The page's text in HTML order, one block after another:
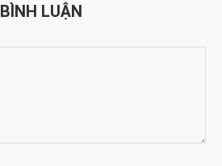
BÌNH LUẬN